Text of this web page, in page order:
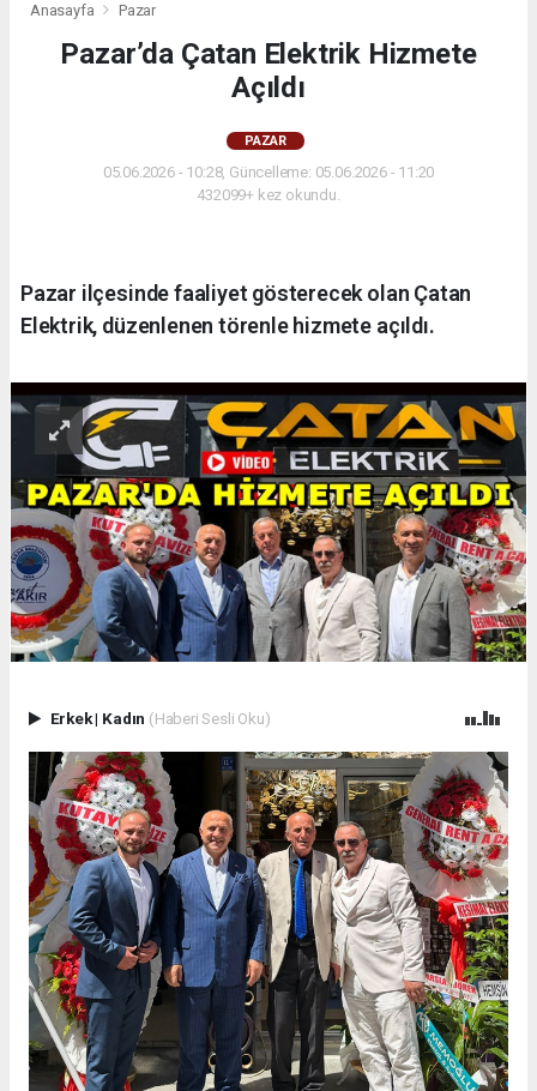
Anasayfa Pazar
Pazar’da Çatan Elektrik Hizmete
Açıldı
PAZAR
05.06.2026 - 10:28, Güncelleme: 05.06.2026 - 11:20
432099+ kez okundu.
Pazar ilçesinde faaliyet gösterecek olan Çatan
Elektrik, düzenlenen törenle hizmete açıldı.
Erkek| Kadın (Haberi Sesli Oku)